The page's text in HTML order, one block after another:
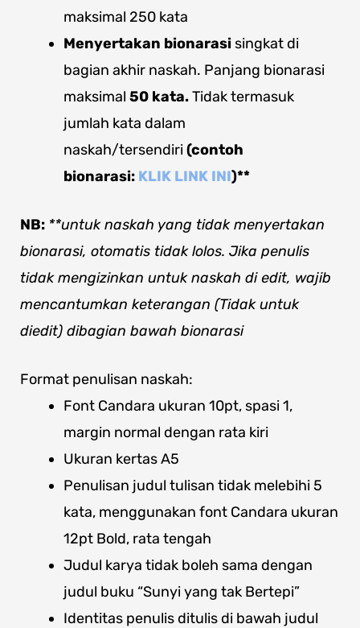
maksimal 250 kata
Menyertakan bionarasi singkat di
bagian akhir naskah. Panjang bionarasi
maksimal 50 kata.Tidak termasuk
jumlah kata dalam
naskah/tersendiri(contoh
bionarasi: KLIK LINK INI)**
NB: **untuk naskah yang tidak menyertakan
bionarasi, otomatis tidak lolos. Jika penulis
tidak mengizinkan untuk naskah di edit, wajib
mencantumkan keterangan (Tidak untuk
diedit) dibagian bawah bionarasi
Format penulisan naskah:
Font Candara ukuran 10pt, spasi 1,
margin normal dengan rata kiri
Ukuran kertas A5
Penulisan judul tulisan tidak melebihi 5
kata, menggunakan font Candara ukuran
12pt Bold, rata tengah
Judul karya tidak boleh sama dengan
judul buku “Sunyi yang tak Bertepi”
Identitas penulis ditulis di bawah judul